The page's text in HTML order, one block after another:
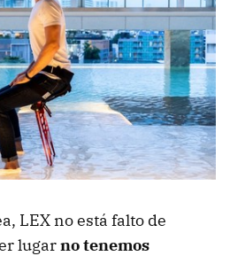
LEX no está falto de
lugarno tenemos